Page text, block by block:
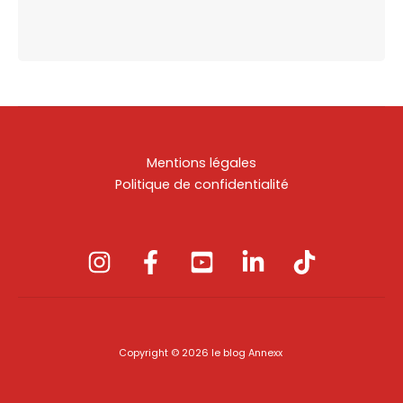
Mentions légales
Politique de confidentialité
Copyright © 2026 le blog Annexx